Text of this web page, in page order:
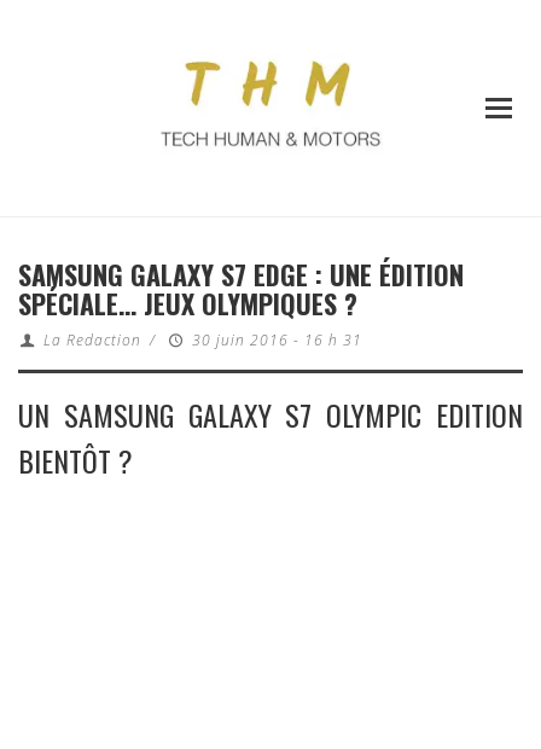
SAMSUNG GALAXY S7 EDGE : UNE ÉDITION
SPÉCIALE… JEUX OLYMPIQUES ?
La Redaction / 30 juin 2016 - 16 h 31
UN SAMSUNG GALAXY S7 OLYMPIC EDITION
BIENTÔT ?